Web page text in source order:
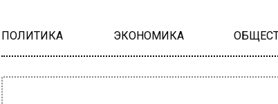
ПОЛИТИКА ЭКОНОМИКА